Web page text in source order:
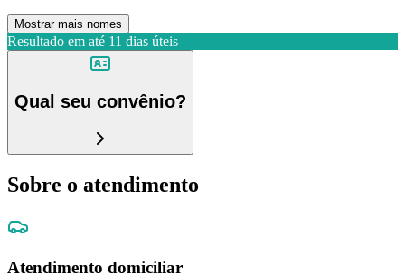
Mostrar mais nomes
Resultado em até 11 dias úteis
Qual seu convênio?
Sobre o atendimento
Atendimento domiciliar